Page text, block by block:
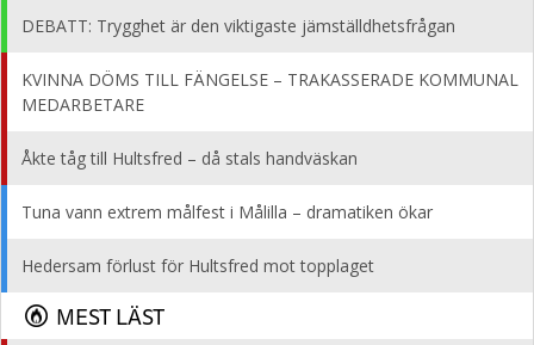
DEBATT: Trygghet är den viktigaste jämställdhetsfrågan
KVINNA DÖMS TILL FÄNGELSE – TRAKASSERADE KOMMUNAL
MEDARBETARE
Åkte tåg till Hultsfred – då stals handväskan
Tuna vann extrem målfest i Målilla – dramatiken ökar
Hedersam förlust för Hultsfred mot topplaget
MEST LÄST